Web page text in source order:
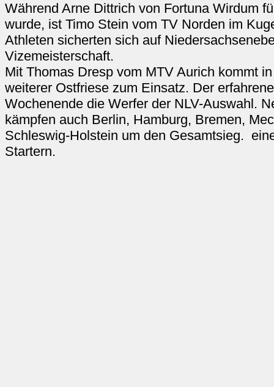
Während Arne Dittrich von Fortuna Wirdum
wurde, ist Timo Stein vom TV Norden im
Athleten sicherten sich auf
Vizemeisterschaft.
Mit Thomas Dresp vom MTV Aurich kommt
weiterer Ostfriese zum Einsatz. Der
Wochenende die Werfer der NLV-Auswahl.
kämpfen auch Berlin, Hamburg, Bremen,
Schleswig-Holstein um den Gesamtsieg.
Startern.